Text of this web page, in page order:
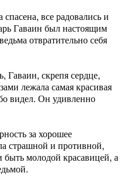
все радовались и
Гаваин был настоящим
отвратительно себя
Гаваин, скрепя сердце,
лежала самая красивая
видел. Он удивленно
за хорошее
страшной и противной,
быть молодой красавицей, а